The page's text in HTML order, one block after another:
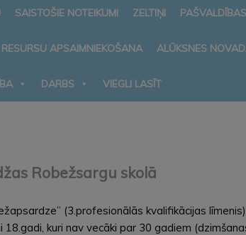
SAISTOŠIE NOTEIKUMI ZELTIŅI
APSAIMNIEKOŠANA ALŪKSNES
DARBS VIEGLI LASĪT
Robežsargu skolā
(3.profesionālās kvalifikācijas
kuri nav vecāki par 30 gadiem